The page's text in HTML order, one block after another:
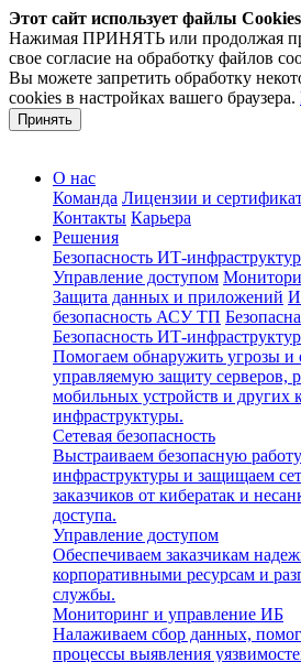
Этот сайт использует файлы
Нажимая ПРИНЯТЬ или продолжая
свое согласие на обработку файлов
Вы можете запретить обработку
cookies в настройках вашего браузера.
Принять
О нас
Команда Лицензии и
Контакты Карьера
Решения
Безопасность ИТ-
Управление доступом
Защита данных и приложений
безопасность АСУ ТП
Безопасность ИТ-
Помогаем обнаружить угрозы и
управляемую защиту серверов,
мобильных устройств и других
инфраструктуры.
Сетевая безопасность
Выстраиваем безопасную
инфраструктуры и защищаем
заказчиков от кибератак и
доступа.
Управление доступом
Обеспечиваем заказчикам
корпоративными ресурсам и
службы.
Мониторинг и управление ИБ
Налаживаем сбор данных,
процессы выявления